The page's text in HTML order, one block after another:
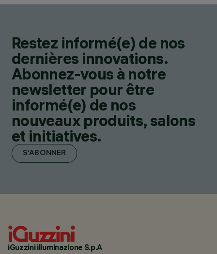
Restez informé(e) de nos
dernières innovations.
Abonnez-vous à notre
newsletter pour être
informé(e) de nos
nouveaux produits, salons
et initiatives.
S'ABONNER
iGuzzini illuminazione S.p.A